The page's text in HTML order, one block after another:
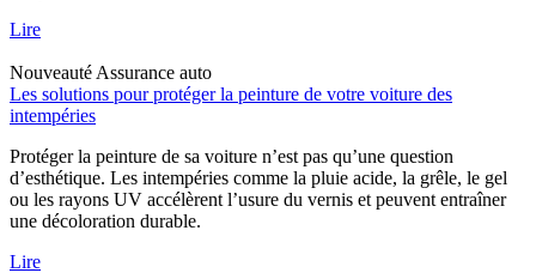
Lire
Nouveauté Assurance auto
Les solutions pour protéger la peinture de votre voiture des
intempéries
Protéger la peinture de sa voiture n’est pas qu’une question
d’esthétique. Les intempéries comme la pluie acide, la grêle, le gel
ou les rayons UV accélèrent l’usure du vernis et peuvent entraîner
une décoloration durable.
Lire